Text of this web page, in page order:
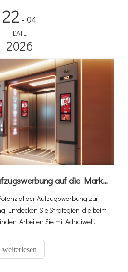
22 - 04
DATE
2026
Der Einfluss von Aufzugswerbung auf die Markenbekanntheit
der Aufzugswerbung zur
Entdecken Sie Strategien, die beim
Arbeiten Sie mit Adhaiwell
Digital-Signage, für innovative
bleibenden Eindruck hinterlassen.
weiterlesen